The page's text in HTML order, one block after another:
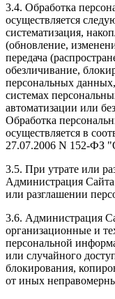
3.4. Обработка
осуществляется
систематизация,
(обновление,
передача
обезличивание,
персональных
системах
автоматизации или
Обработка
осуществляется в
27.07.2006 N 152-ФЗ
3.5. При утрате или
Администрация Сайта
или разглашении
3.6. Администрация
организационные и
персональной
или случайного
блокирования,
от иных